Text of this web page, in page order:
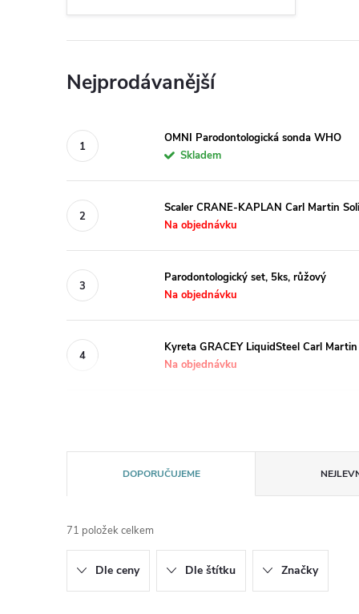
Nejprodávanější
OMNI Parodontologická sonda WHO
Skladem
Scaler CRANE-KAPLAN Carl Martin
Na objednávku
Parodontologický set, 5ks, růžový
Na objednávku
Kyreta GRACEY LiquidSteel Carl
Na objednávku
a
z
e
DOPORUČUJEME
71 položek celkem
Dle ceny Dle štítku Značky